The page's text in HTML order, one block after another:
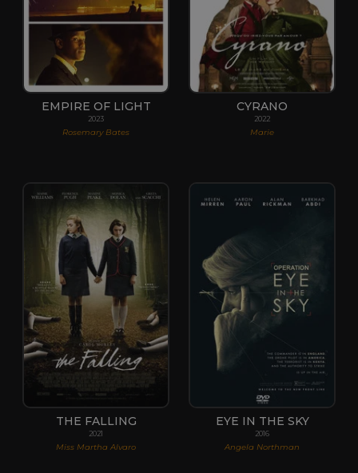
EMPIRE OF LIGHT
2023
Rosemary Bates
CYRANO
2022
Marie
THE FALLING
2021
Miss Martha Alvaro
EYE IN THE SKY
2016
Angela Northman